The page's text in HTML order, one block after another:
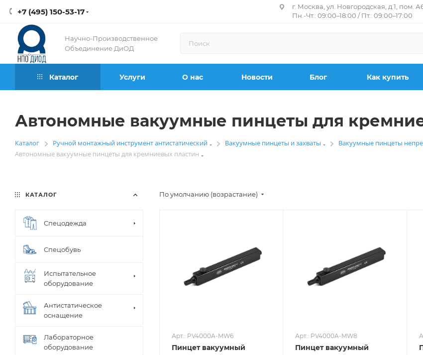
+7 (495) 150-53-17
г. Москва, ул. Новгородская, д.1, пом.
Пн.-Чт.: 09:00–18:00 / Пт.: 09:00–17:00
Научно-Производственное
Объединение ДиОД
Каталог Услуги О нас Новости Блог Как купить
Автономные вакуумные пинцеты для
Каталог —Ручной монтажный инструмент антистатический —Вакуумные пинцеты и захваты —Вакуумные пинцеты
Автономные вакуумные пинцеты для кремниевых пластин
По умолчанию (возрастание)
Арт.: PV4000A-MW6
Пинцет вакуумный
Арт.: PV4000A-MW8
Пинцет вакуумный
КАТАЛОГ
Спецодежда
Спецобувь
Испытательное
оборудование
Антистатическое
оснащение
Лабораторное
оборудование